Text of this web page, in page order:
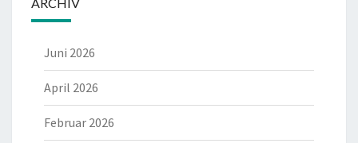
ARCHIV
Juni 2026
April 2026
Februar 2026